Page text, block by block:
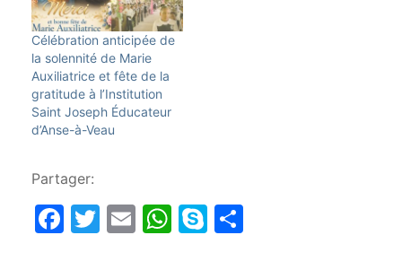
Célébration anticipée de
la solennité de Marie
Auxiliatrice et fête de la
gratitude à l’Institution
Saint Joseph Éducateur
d’Anse-à-Veau
Partager:
Facebook
Twitter
EmailWhatsApp
Skype